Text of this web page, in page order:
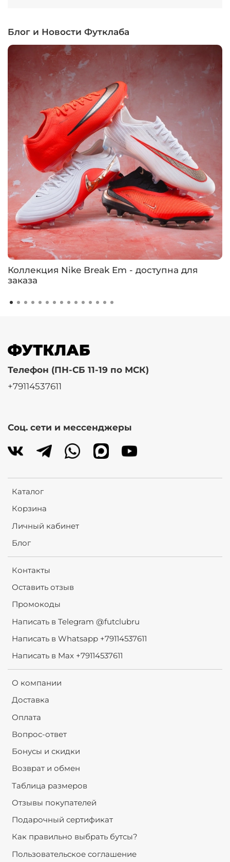
Блог и Новости Футклаба
Коллекция Nike Break Em - доступна для
заказа
Каталог
Корзина
Личный кабинет
Блог
Контакты
Оставить отзыв
Промокоды
Написать в Telegram @futclubru
Написать в Whatsapp +79114537611
Написать в Max +79114537611
О компании
Доставка
Оплата
Вопрос-ответ
Бонусы и скидки
Возврат и обмен
Таблица размеров
Отзывы покупателей
Подарочный сертификат
Как правильно выбрать бутсы?
Пользовательское соглашение
Телефон (ПН-СБ 11-19 по МСК)
+79114537611
Соц. сети и мессенджеры